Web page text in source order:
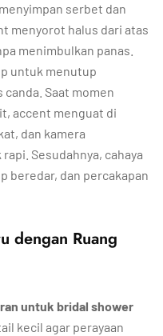
serbet dan
menyorot halus dari atas
menimbulkan panas.
untuk menutup
Saat momen
accent menguat di
dan kamera
Sesudahnya, cahaya
beredar, dan percakapan
dengan Ruang
untuk bridal shower
kecil agar perayaan